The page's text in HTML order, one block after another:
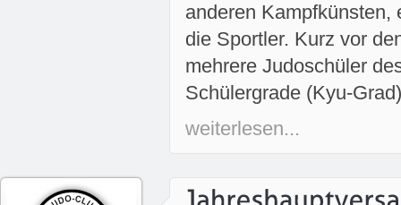
anderen Kampfkünsten,
die Sportler. Kurz vor
mehrere Judoschüler
Schülergrade (Kyu-
weiterlesen...